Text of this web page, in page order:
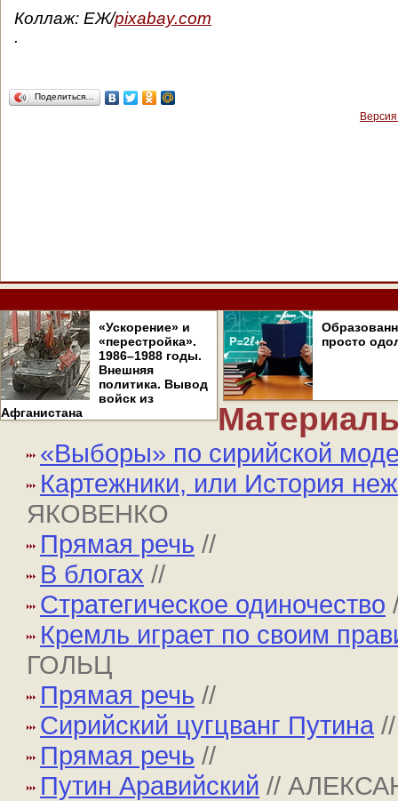
Коллаж: ЕЖ/pixabay.com
.
Поделиться…
«Ускорение» и
«перестройка».
1986–1988 годы.
Внешняя
политика. Вывод
войск из
Афганистана
просто
«Выборы» по сирийской
Картежники, или История
ЯКОВЕНКО
Прямая речь //
В блогах //
Стратегическое одиночество
Кремль играет по своим
ГОЛЬЦ
Прямая речь //
Сирийский цугцванг Путина
Прямая речь //
Путин Аравийский //